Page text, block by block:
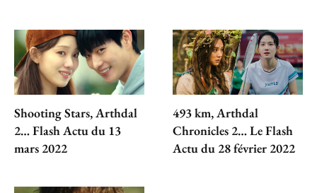
Shooting Stars, Arthdal
2… Flash Actu du 13
mars 2022
493 km, Arthdal
Chronicles 2… Le Flash
Actu du 28 février 2022